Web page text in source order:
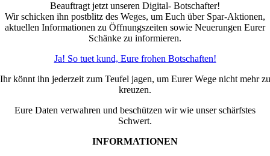
Beauftragt jetzt unseren Digital- Botschafter!
Wir schicken ihn postblitz des Weges, um Euch über Spar-Aktionen,
aktuellen Informationen zu Öffnungszeiten sowie Neuerungen Eurer
Schänke zu informieren.
Ja! So tuet kund, Eure frohen Botschaften!
Ihr könnt ihn jederzeit zum Teufel jagen, um Eurer Wege nicht mehr zu
kreuzen.
Eure Daten verwahren und beschützen wir wie unser schärfstes
Schwert.
INFORMATIONEN